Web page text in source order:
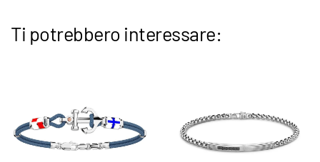
Ti potrebbero interessare: